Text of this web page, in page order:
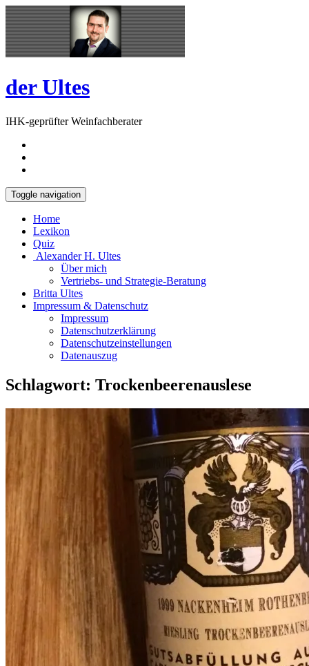
Skip
to
content
Open
Sidebar
der Ultes
IHK-geprüfter Weinfachberater
Toggle navigation
Home
Lexikon
Quiz
Alexander H. Ultes
Über mich
Vertriebs- und Strategie-Beratung
Britta Ultes
Impressum & Datenschutz
Impressum
Datenschutzerklärung
Datenschutzeinstellungen
Datenauszug
Schlagwort: Trockenbeerenauslese